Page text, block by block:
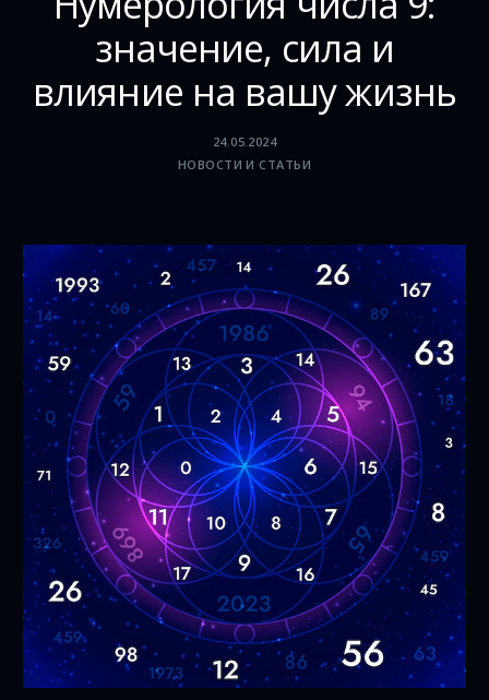
значение, сила и
влияние на вашу жизнь
24.05.2024
НОВОСТИ И СТАТЬИ